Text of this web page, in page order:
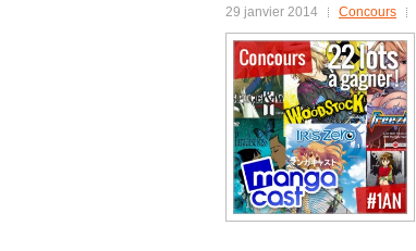
29 janvier 2014 Concours